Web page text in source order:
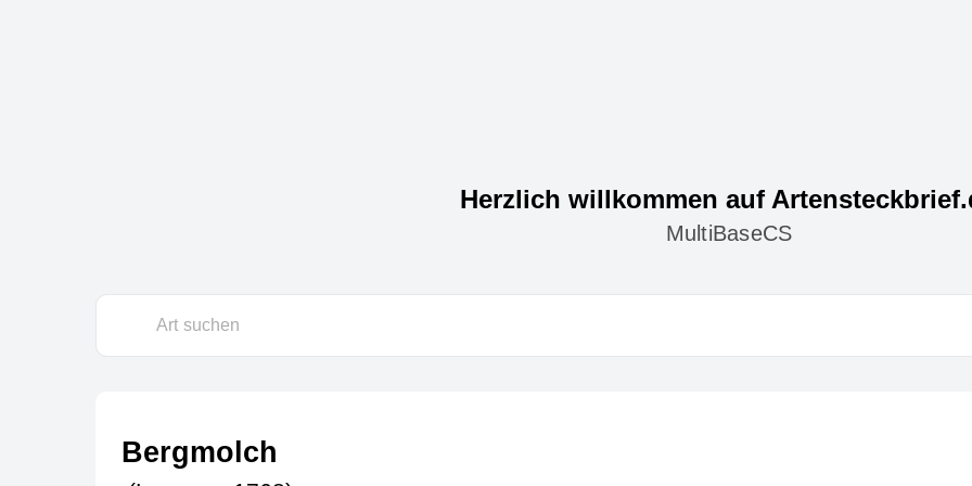
Herzlich willkommen auf
MultiBaseCS
Bergmolch